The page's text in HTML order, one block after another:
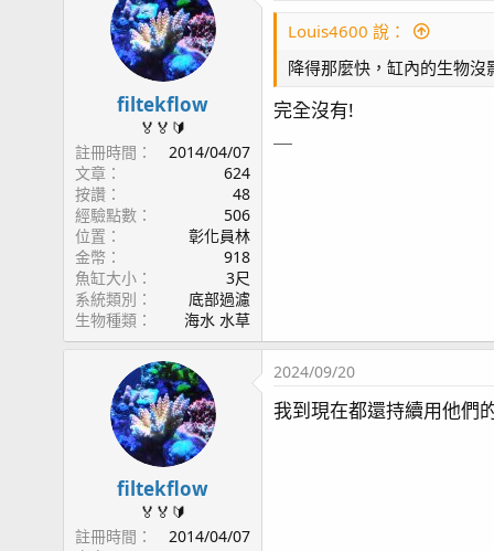
i
n
：
filtekflow
🏅🏅🔰
註冊時間
2014/04/07
文章
624
按讚
48
經驗點數
506
位置
彰化員林
金幣
918
魚缸大小
3尺
系統類別
底部過濾
生物種類
海水 水草
Louis4600 說：
降得那麼快，缸內的生物沒
完全沒有!
filtekflow
🏅🏅🔰
註冊時間
2014/04/07
2024/09/20
我到現在都還持續用他們